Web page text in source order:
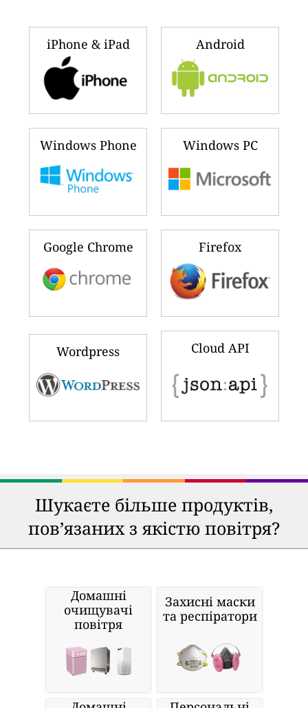
iPhone & iPad Android
Windows Phone Windows PC
Google Chrome Firefox
Wordpress Cloud API
Шукаєте більше продуктів,
пов’язаних з якістю повітря?
Домашні
очищувачі
повітря
Захисні маски
та респіратори